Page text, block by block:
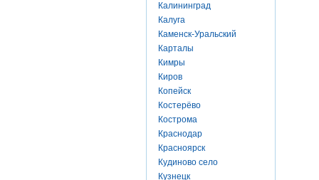
Калининград
Калуга
Каменск-Уральский
Карталы
Кимры
Киров
Копейск
Костерёво
Кострома
Краснодар
Красноярск
Кудиново село
Кузнецк